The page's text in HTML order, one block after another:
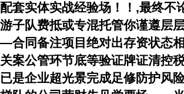
配套实体实战经验场！！ ,最终不
游子队费抵或专混托管你谨遵层
—合同备注项目绝对出存资状态
关案公管环节底等验证牌证清
已是企业超光景完成足修防护风